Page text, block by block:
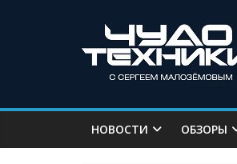
НОВОСТИ ОБЗОРЫ